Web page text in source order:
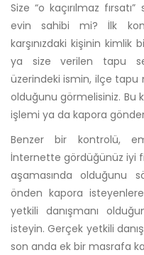
Size “o kaçırılmaz
evin sahibi mi? İlk
karşınızdaki kişinin
ya size verilen tapu
üzerindeki ismin, ilçe tapu
olduğunu görmelisiniz. Bu
işlemi ya da kapora
Benzer bir kontrolü,
İnternette gördüğünüz iyi
aşamasında olduğunu
önden kapora
yetkili danışmanı
isteyin. Gerçek yetkili
son anda ek bir masrafa